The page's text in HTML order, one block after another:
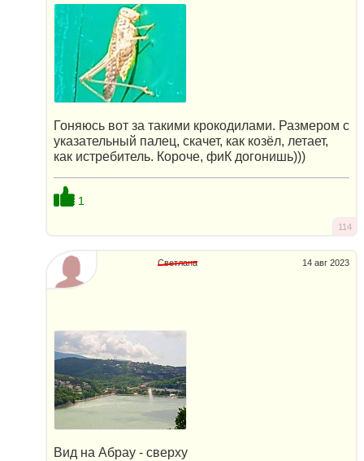
Гоняюсь вот за такими крокодилами. Размером с
указательный палец, скачет, как козёл, летает,
как истребитель. Короче, фиК догонишь)))
1
114
14 авг 2023
Светлана
Вид на Абрау - сверху